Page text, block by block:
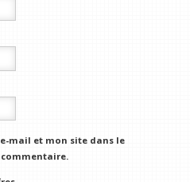
mail et mon site dans le